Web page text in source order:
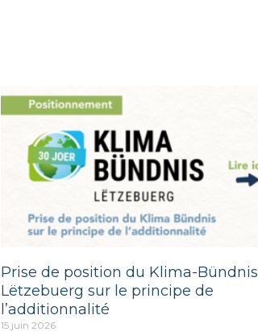
Prise de position du Klima-Bündnis
Lëtzebuerg sur le principe de
l’additionnalité
15 juin 2026